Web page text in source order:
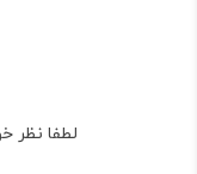
لطفا نظر